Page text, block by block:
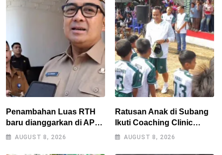
Penambahan Luas RTH
baru dianggarkan di APBD
2027, Walikota tidak
AUGUST 8, 2026
Ratusan Anak di Subang
Ikuti Coaching Clinic
Bersama Legenda Persib
AUGUST 8, 2026